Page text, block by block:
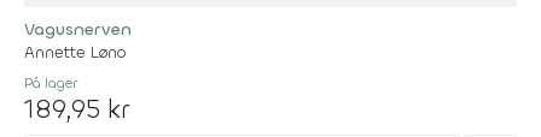
Vagusnerven
Annette Løno
På lager
189,95 kr